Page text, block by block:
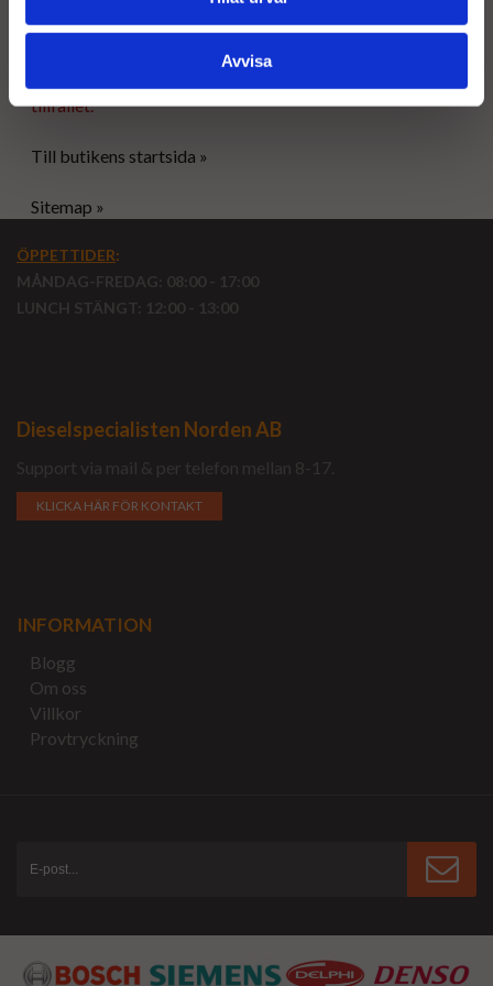
Avvisa
tillfället.
Till butikens startsida »
Sitemap »
ÖPPETTIDER:
MÅNDAG-FREDAG: 08:00 - 17:00
LUNCH STÄNGT: 12:00 - 13:00
Dieselspecialisten Norden AB
Support via mail & per telefon mellan 8-17.
KLICKA HÄR FÖR KONTAKT
INFORMATION
Blogg
Om oss
Villkor
Provtryckning